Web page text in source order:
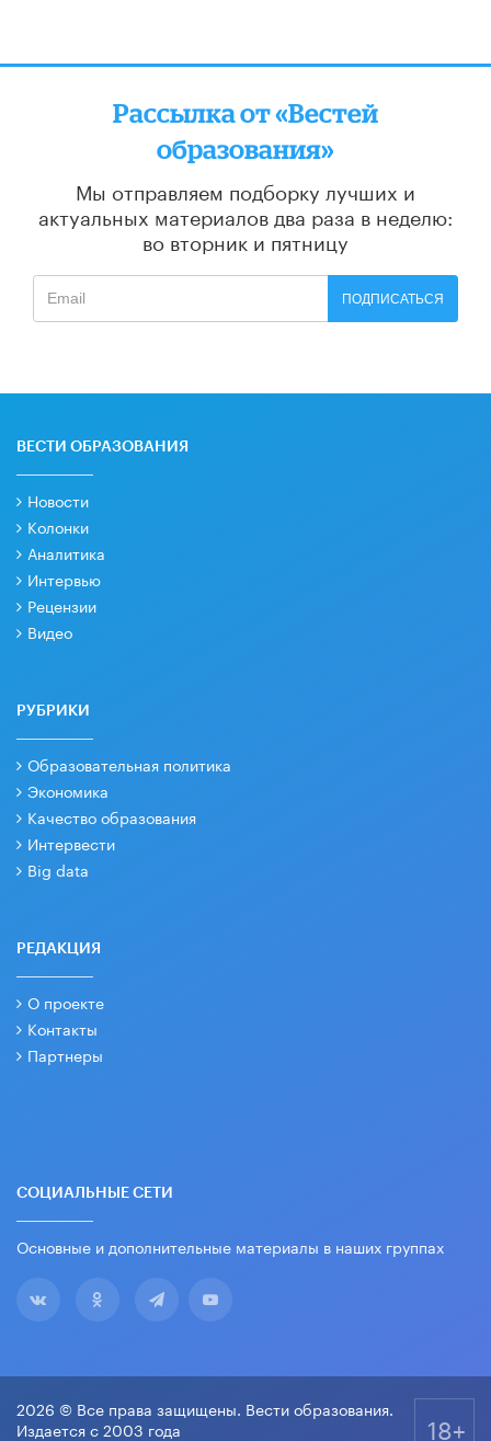
Рассылка от «Вестей
образования»
Мы отправляем подборку лучших и
актуальных материалов два раза в неделю:
во вторник и пятницу
ПОДПИСАТЬСЯ
ВЕСТИ ОБРАЗОВАНИЯ
Новости
Колонки
Аналитика
Интервью
Рецензии
Видео
РУБРИКИ
Образовательная политика
Экономика
Качество образования
Интервести
Big data
РЕДАКЦИЯ
О проекте
Контакты
Партнеры
СОЦИАЛЬНЫЕ СЕТИ
Основные и дополнительные материалы в наших группах
2026 © Все права защищены. Вести образования.
Издается с 2003 года
18+